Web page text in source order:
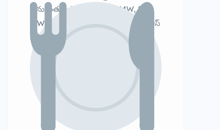
అనుమతులు300 MW, 360 MW, 150
MW వంటి భారీ పవర్ ప్రాజెక్టులుబయోమాస్
ప్లాంట్స్ – 200 MW సామర్థ్యం